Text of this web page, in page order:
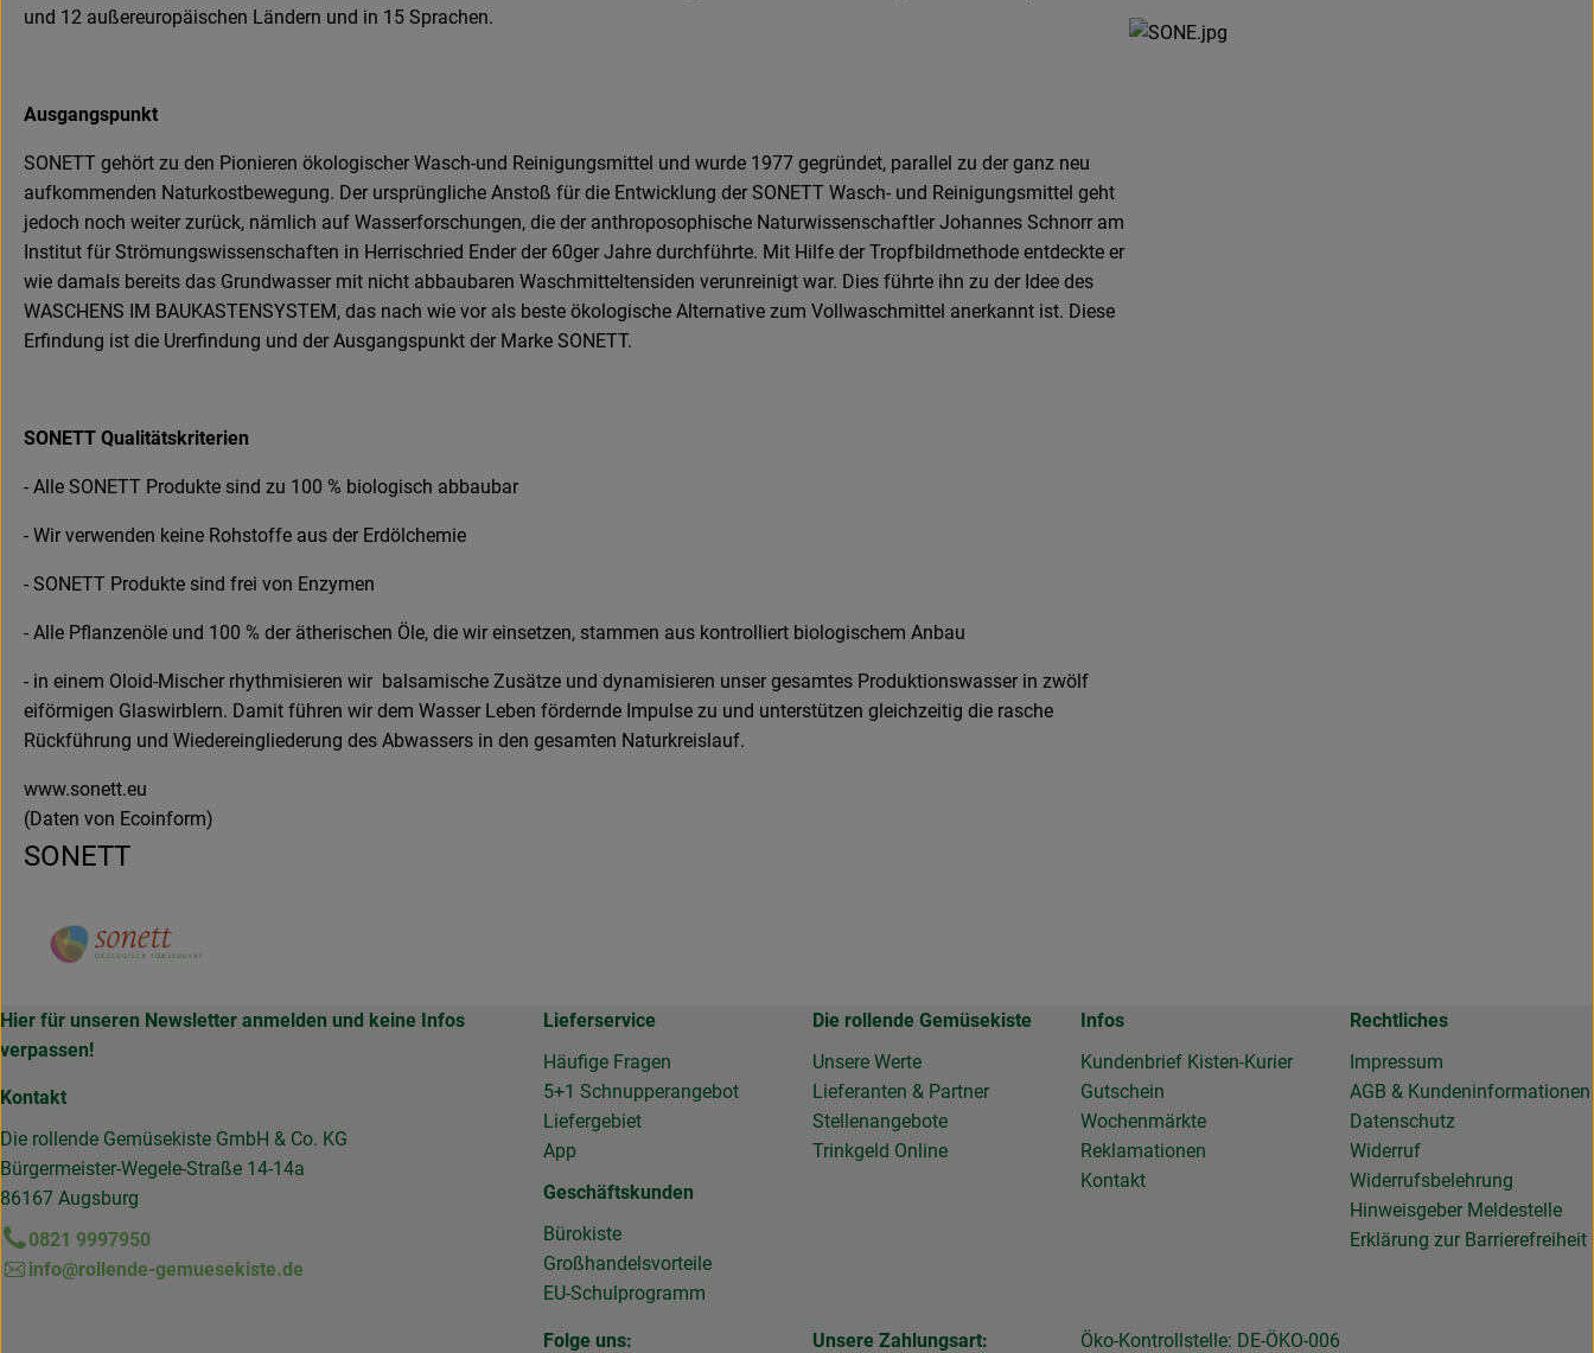
und 12 außereuropäischen Ländern und in 15 Sprachen.
Ausgangspunkt
SONETT gehört zu den Pionieren ökologischer Wasch-und Reinigungsmittel und wurde 1977 gegründet, parallel zu der ganz neu
aufkommenden Naturkostbewegung. Der ursprüngliche Anstoß für die Entwicklung der SONETT Wasch- und Reinigungsmittel geht
jedoch noch weiter zurück, nämlich auf Wasserforschungen, die der anthroposophische Naturwissenschaftler Johannes Schnorr am
Institut für Strömungswissenschaften in Herrischried Ender der 60ger Jahre durchführte. Mit Hilfe der Tropfbildmethode entdeckte er
wie damals bereits das Grundwasser mit nicht abbaubaren Waschmitteltensiden verunreinigt war. Dies führte ihn zu der Idee des
WASCHENS IM BAUKASTENSYSTEM, das nach wie vor als beste ökologische Alternative zum Vollwaschmittel anerkannt ist. Diese
Erfindung ist die Urerfindung und der Ausgangspunkt der Marke SONETT.
SONETT Qualitätskriterien
- Alle SONETT Produkte sind zu 100 % biologisch abbaubar
- Wir verwenden keine Rohstoffe aus der Erdölchemie
- SONETT Produkte sind frei von Enzymen
- Alle Pflanzenöle und 100 % der ätherischen Öle, die wir einsetzen, stammen aus kontrolliert biologischem Anbau
- in einem Oloid-Mischer rhythmisieren wir balsamische Zusätze und dynamisieren unser gesamtes Produktionswasser in zwölf
eiförmigen Glaswirblern. Damit führen wir dem Wasser Leben fördernde Impulse zu und unterstützen gleichzeitig die rasche
Rückführung und Wiedereingliederung des Abwassers in den gesamten Naturkreislauf.
www.sonett.eu
(Daten von Ecoinform)
SONETT
Hier für unseren Newsletter anmelden und keine Infos
verpassen!
Kontakt
Die rollende Gemüsekiste GmbH & Co. KG
Bürgermeister-Wegele-Straße 14-14a
86167 Augsburg
0821 9997950
info@rollende-gemuesekiste.de
Lieferservice
Häufige Fragen
5+1 Schnupperangebot
Liefergebiet
App
Geschäftskunden
Bürokiste
Großhandelsvorteile
EU-Schulprogramm
Die rollende Gemüsekiste
Unsere Werte
Lieferanten & Partner
Stellenangebote
Trinkgeld Online
Infos
Kundenbrief Kisten-Kurier
Gutschein
Wochenmärkte
Reklamationen
Kontakt
Rechtliches
Impressum
AGB & Kundeninformationen
Datenschutz
Widerruf
Widerrufsbelehrung
Hinweisgeber Meldestelle
Erklärung zur Barrierefreiheit
Folge uns: Unsere Zahlungsart: Öko-Kontrollstelle: DE-ÖKO-006